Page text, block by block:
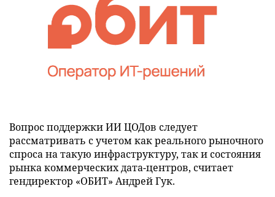
Вопрос поддержки ИИ ЦОДов следует
рассматривать с учетом как реального рыночного
спроса на такую инфраструктуру, так и состояния
рынка коммерческих дата-центров, считает
гендиректор «ОБИТ» Андрей Гук.